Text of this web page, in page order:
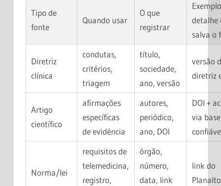
Tipo de
fonte
Quando usar
O que
registrar
detalhe
salva o
Diretriz
clínica
condutas,
critérios,
triagem
título,
sociedade,
ano, versão
versão
diretriz
Artigo
científico
afirmações
específicas
de evidência
autores,
periódico,
ano, DOI
DOI +
via base
Norma/lei
requisitos de
telemedicina,
registro,
órgão,
número,
data, link
link do